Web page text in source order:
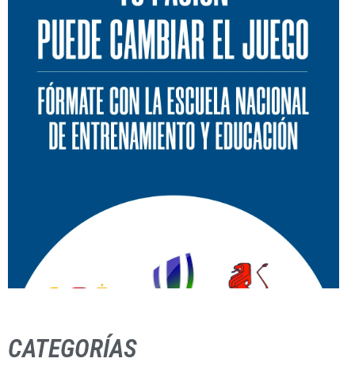
CATEGORÍAS